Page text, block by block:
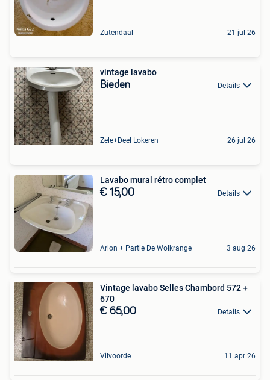
Zutendaal 21 jul 26
vintage lavabo
Bieden Details
Zele+Deel Lokeren 26 jul 26
Lavabo mural rétro complet
€ 15,00 Details
Arlon + Partie De Wolkrange 3 aug 26
Vintage lavabo Selles Chambord 572 +
670
€ 65,00 Details
Vilvoorde 11 apr 26